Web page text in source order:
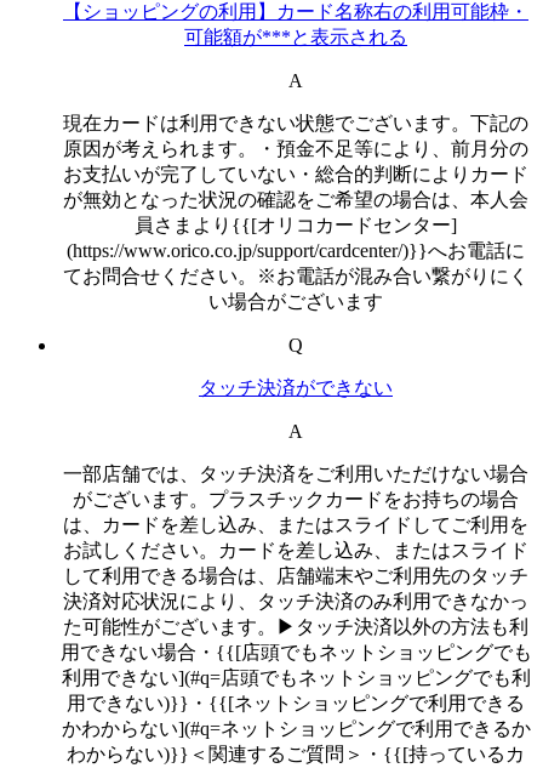
【ショッピングの利用】カード名称右の利用可能枠・
可能額が***と表示される
A
現在カードは利用できない状態でございます。下記の
原因が考えられます。・預金不足等により、前月分の
お支払いが完了していない・総合的判断によりカード
が無効となった状況の確認をご希望の場合は、本人会
員さまより{{[オリコカードセンター]
(https://www.orico.co.jp/support/cardcenter/)}}へお電話に
てお問合せください。※お電話が混み合い繋がりにく
い場合がございます
Q
タッチ決済ができない
A
一部店舗では、タッチ決済をご利用いただけない場合
がございます。プラスチックカードをお持ちの場合
は、カードを差し込み、またはスライドしてご利用を
お試しください。カードを差し込み、またはスライド
して利用できる場合は、店舗端末やご利用先のタッチ
決済対応状況により、タッチ決済のみ利用できなかっ
た可能性がございます。▶タッチ決済以外の方法も利
用できない場合・{{[店頭でもネットショッピングでも
利用できない](#q=店頭でもネットショッピングでも利
用できない)}}・{{[ネットショッピングで利用できる
かわからない](#q=ネットショッピングで利用できるか
わからない)}}＜関連するご質問＞・{{[持っているカ